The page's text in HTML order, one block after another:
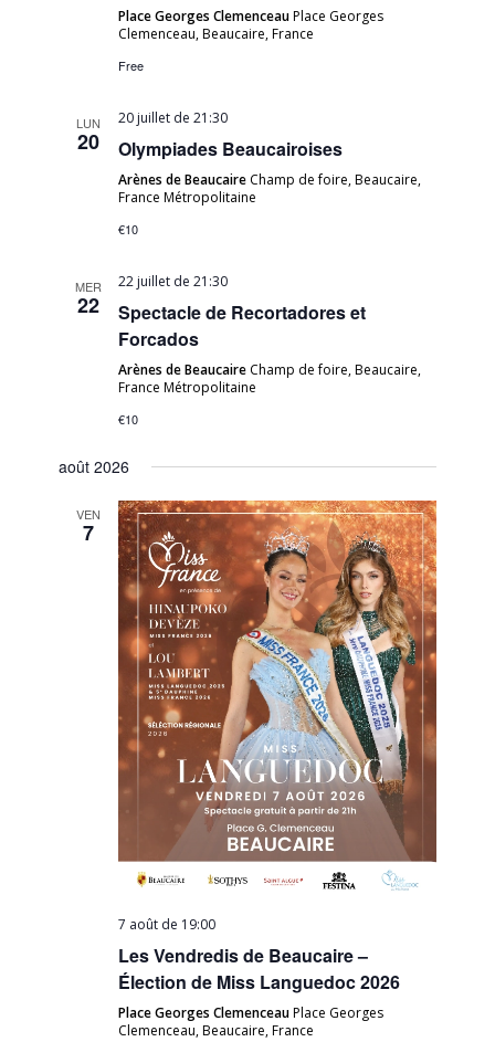
Place Georges ClemenceauPlace Georges
Clemenceau, Beaucaire, France
Free
LUN
20
20 juillet de 21:30
Olympiades Beaucairoises
Arènes de Beaucaire Champ de foire, Beaucaire,
France Métropolitaine
€10
MER
22
22 juillet de 21:30
Spectacle de Recortadores et
Forcados
Arènes de Beaucaire Champ de foire, Beaucaire,
France Métropolitaine
€10
août 2026
VEN
7
7 août de 19:00
Les Vendredis de Beaucaire –
Élection de Miss Languedoc 2026
Place Georges ClemenceauPlace Georges
Clemenceau, Beaucaire, France